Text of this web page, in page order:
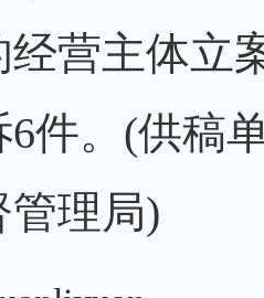
营主体立
件。(供稿
理局)